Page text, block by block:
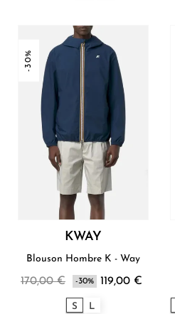
-30%
KWAY
Blouson Hombre K - Way
170,00 € -30% 119,00 €
S L